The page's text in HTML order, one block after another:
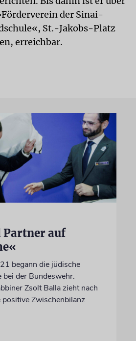
der Sinai-
St.-Jakobs-Platz
erreichbar.
auf
begann die jüdische
bei der Bundeswehr.
Zsolt Balla zieht nach
positive Zwischenbilanz